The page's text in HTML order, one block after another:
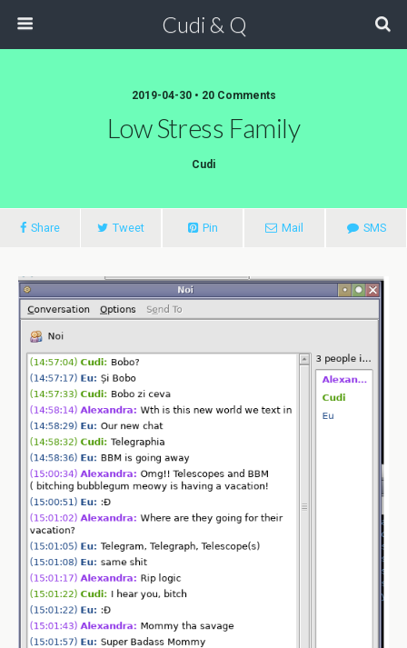
Cudi & Q
2019-04-30 • 20 Comments
Low Stress Family
Cudi
Share Tweet Pin Mail SMS